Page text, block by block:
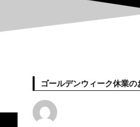
ゴールデンウィーク休業の